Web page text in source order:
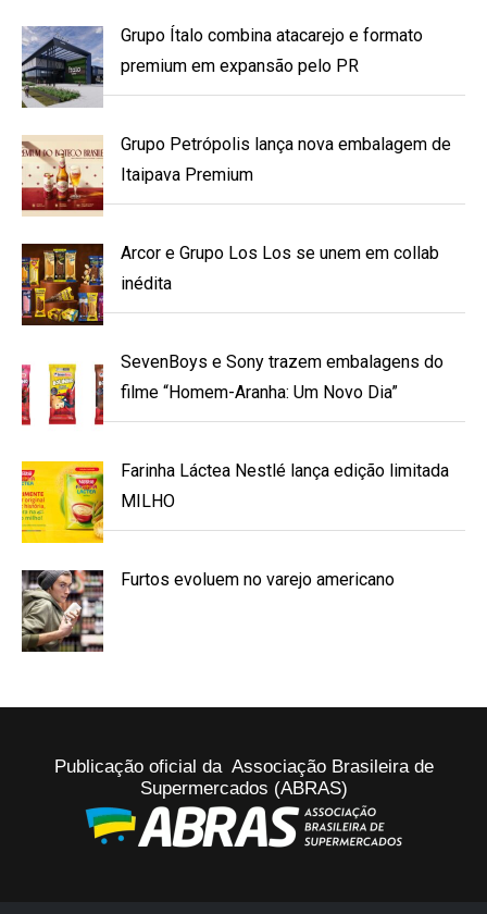
Grupo Ítalo combina atacarejo e formato
premium em expansão pelo PR
Grupo Petrópolis lança nova embalagem de
Itaipava Premium
Arcor e Grupo Los Los se unem em collab
inédita
SevenBoys e Sony trazem embalagens do
filme “Homem-Aranha: Um Novo Dia”
Farinha Láctea Nestlé lança edição limitada
MILHO
Furtos evoluem no varejo americano
Publicação oficial da Associação Brasileira de
Supermercados (ABRAS)